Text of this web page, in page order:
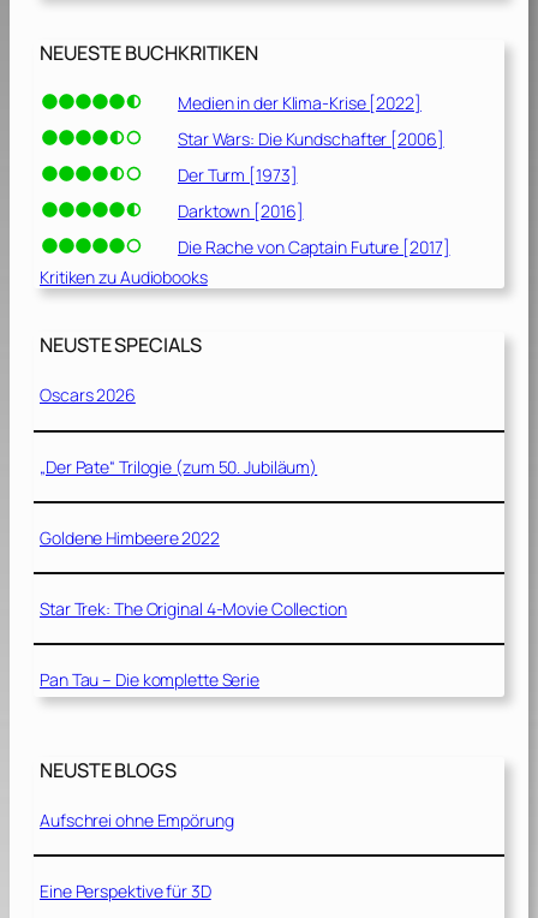
NEUESTE BUCHKRITIKEN
Medien in der Klima-Krise [2022]
Star Wars: Die Kundschafter [2006]
Der Turm [1973]
Darktown [2016]
Die Rache von Captain Future [2017]
Kritiken zu Audiobooks
NEUSTE SPECIALS
Oscars 2026
„Der Pate“ Trilogie (zum 50. Jubiläum)
Goldene Himbeere 2022
Star Trek: The Original 4-Movie Collection
Pan Tau – Die komplette Serie
NEUSTE BLOGS
Aufschrei ohne Empörung
Eine Perspektive für 3D